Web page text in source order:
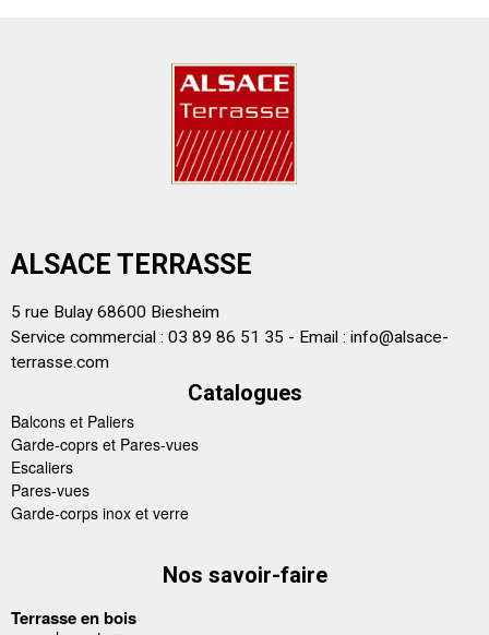
ALSACE TERRASSE
5 rue Bulay 68600 Biesheim
Service commercial : 03 89 86 51 35 - Email : info@alsace-
terrasse.com
Catalogues
Balcons et Paliers
Garde-coprs et Pares-vues
Escaliers
Pares-vues
Garde-corps inox et verre
Nos savoir-faire
Terrasse en bois